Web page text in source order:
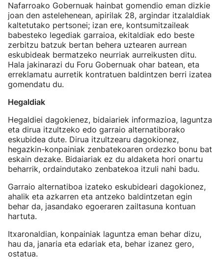
Nafarroako Gobernuak hainbat gomendio eman dizkie
joan den astelehenean, apirilak 28, argindar itzalaldiak
kaltetutako pertsonei; izan ere, kontsumitzaileak
babesteko legediak garraioa, ekitaldiak edo beste
zerbitzu batzuk bertan behera uztearen aurrean
eskubideak bermatzeko neurriak aurreikusten ditu.
Hala jakinarazi du Foru Gobernuak ohar batean, eta
erreklamatu aurretik kontratuen baldintzen berri izatea
gomendatu du.
Hegaldiak
Hegaldiei dagokienez, bidaiariek informazioa, laguntza
eta dirua itzultzeko edo garraio alternatiborako
eskubidea dute. Dirua itzultzearu dagokionez,
hegazkin-konpainiak zenbatekoaren ordezko bonu bat
eskain dezake. Bidaiariak ez du aldaketa hori onartu
beharrik, ordaindutako zenbatekoa itzuli nahi badu.
Garraio alternatiboa izateko eskubideari dagokionez,
ahalik eta azkarren eta antzeko baldintzetan egin
behar da, jasandako egoeraren zailtasuna kontuan
hartuta.
Itxaronaldian, konpainiak laguntza eman behar dizu,
hau da, janaria eta edariak eta, behar izanez gero,
ostatua.